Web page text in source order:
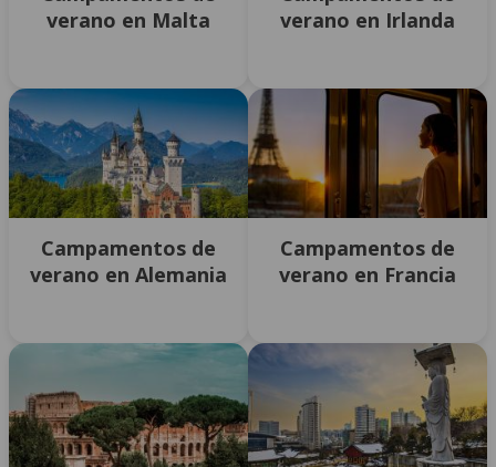
verano en Malta
verano en Irlanda
Campamentos de
verano en Alemania
Campamentos de
verano en Francia